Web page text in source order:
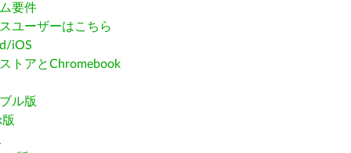
要件
ユーザーはこちら
iOS
トアとChromebook
ル版